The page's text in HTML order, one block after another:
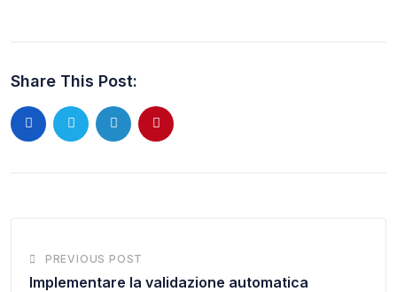
Share This Post:
PREVIOUS POST
Implementare la validazione automatica